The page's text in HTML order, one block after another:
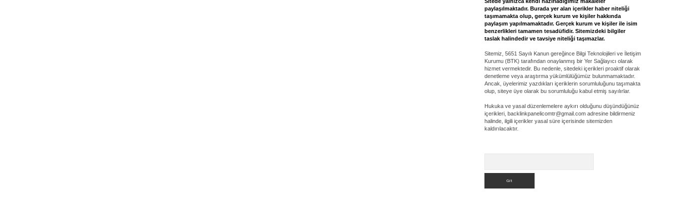
paylaşılmaktadır. Burada yer alan içerikler haber niteliği
taşımamakta olup, gerçek kurum ve kişiler hakkında
paylaşım yapılmamaktadır. Gerçek kurum ve kişiler ile isim
benzerlikleri tamamen tesadüfidir. Sitemizdeki bilgiler
taslak halindedir ve tavsiye niteliği taşımazlar.
Sitemiz, 5651 Sayılı Kanun gereğince Bilgi Teknolojileri ve İletişim
Kurumu (BTK) tarafından onaylanmış bir Yer Sağlayıcı olarak
hizmet vermektedir. Bu nedenle, sitedeki içerikleri proaktif olarak
denetleme veya araştırma yükümlülüğümüz bulunmamaktadır.
Ancak, üyelerimiz yazdıkları içeriklerin sorumluluğunu taşımakta
olup, siteye üye olarak bu sorumluluğu kabul etmiş sayılırlar.
Hukuka ve yasal düzenlemelere aykırı olduğunu düşündüğünüz
içerikleri, backlinkpanelicomtr@gmail.comadresine bildirmeniz
halinde, ilgili içerikler yasal süre içerisinde sitemizden
kaldırılacaktır.